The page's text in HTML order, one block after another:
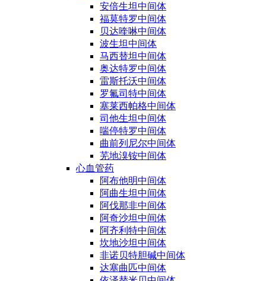
安倍生坦中间体
福莫特罗中间体
贝达喹啉中间体
波生坦中间体
马西替坦中间体
奥达特罗中间体
雷斯托沃中间体
罗氟司特中间体
塞莱西帕格中间体
司他生坦中间体
喘停特罗中间体
曲前列尼尔中间体
芜地溴铵中间体
心血管药
阿布他明中间体
阿曲生坦中间体
阿伐那非中间体
阿奇沙坦中间体
阿齐利特中间体
坎地沙坦中间体
非诺贝特胆碱中间体
达塞曲匹中间体